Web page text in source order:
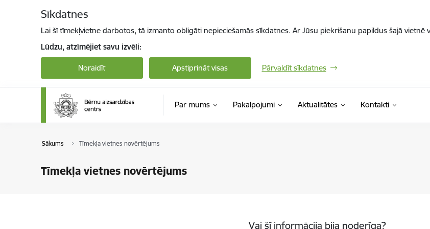
Sīkdatnes
Lai šī tīmekļvietne darbotos, tā izmanto obligāti nepieciešamās sīkdatnes. Ar Jūsu piekrišanu papildus šajā
Lūdzu, atzīmējiet savu izvēli:
Noraidīt Apstiprināt visas Pārvaldīt sīkdatnes
Par mums Pakalpojumi Aktualitātes Kontakti
Sākums Tīmekļa vietnes novērtējums
Tīmekļa vietnes novērtējums
Vai šī informācija bija noderīga?